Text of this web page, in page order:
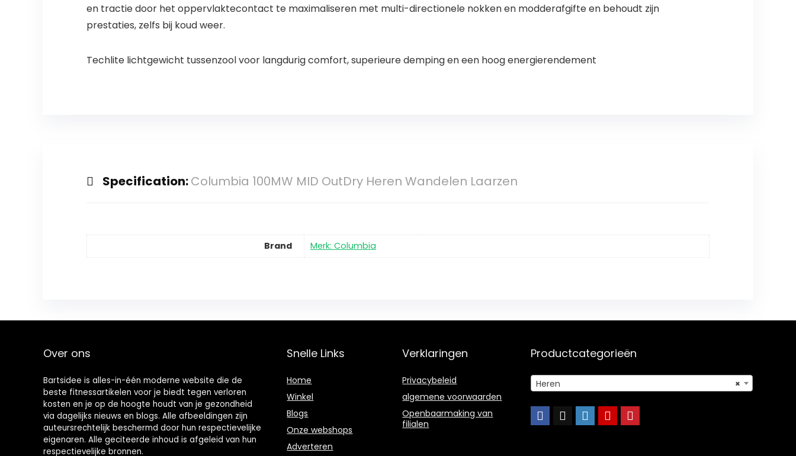
en tractie door het oppervlaktecontact te maximaliseren met multi-directionele nokken en modderafgifte en behoudt zijn
prestaties, zelfs bij koud weer.
Techlite lichtgewicht tussenzool voor langdurig comfort, superieure demping en een hoog energierendement
Specification:Columbia 100MW MID OutDry Heren Wandelen Laarzen
Brand Merk: Columbia
Over ons
Bartsidee is alles-in-één moderne website die de
beste fitnessartikelen voor je biedt tegen verloren
kosten en je op de hoogte houdt van je gezondheid
via dagelijks nieuws en blogs. Alle afbeeldingen zijn
auteursrechtelijk beschermd door hun respectievelijke
eigenaren. Alle geciteerde inhoud is afgeleid van hun
respectievelijke bronnen.
Snelle Links
Home
Winkel
Blogs
Onze webshops
Adverteren
Verklaringen
Privacybeleid
algemene voorwaarden
Openbaarmaking van
filialen
Productcategorieën
×
Heren